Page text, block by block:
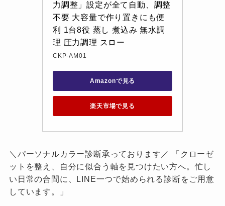
力調整」設定が全て自動、調整
不要 大容量で作り置きにも便
利 1台8役 蒸し 煮込み 無水調
理 圧力調理 スロー
CKP-AM01
Amazonで見る
楽天市場で見る
＼パーソナルカラー診断承っております／ 「クローゼ
ットを整え、自分に似合う軸を見つけたい方へ。忙し
い日常の合間に、LINE一つで始められる診断をご用意
しています。」